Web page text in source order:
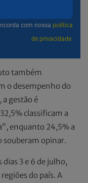
com nossa política
de privacidade.
também
o desempenho do
gestão é
classificam a
enquanto 24,5% a
souberam opinar.
3 e 6 de julho,
do país. A